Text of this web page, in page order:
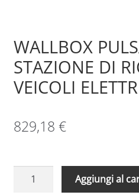
WALLBOX
STAZIONE DI
VEICOLI
829,18 €
WALLBOX
Aggiungi al